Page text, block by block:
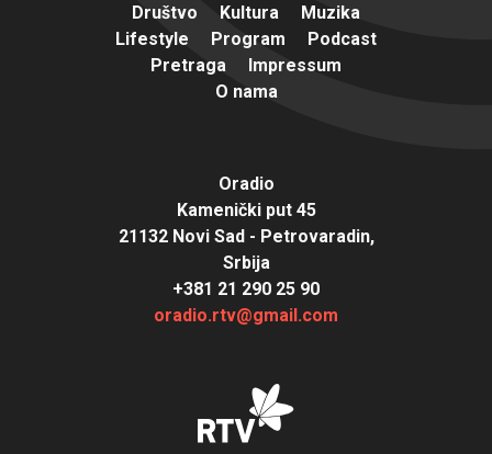
Društvo Kultura
Muzika
Lifestyle
Program
Podcast
Pretraga
Impressum
O nama
Oradio
Kamenički put 45
21132 Novi Sad - Petrovaradin,
Srbija
+381 21 290 25 90
oradio.rtv@gmail.com